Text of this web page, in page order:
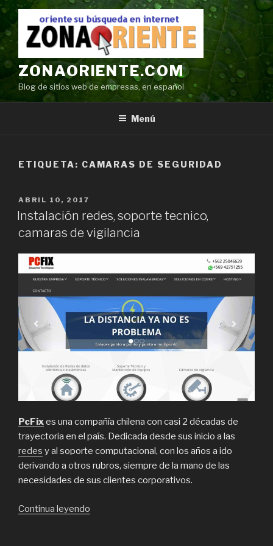
Ir
contenido
ZONAORIENTE.COM
Blog de sitios web de empresas, en español
Menú
ETIQUETA: CAMARAS DE SEGURIDAD
POSTED
ON
ABRIL 10, 2017
Instalación redes, soporte tecnico,
camaras de vigilancia
PcFixes una compañía chilena con casi 2 décadas de
trayectoria en el país. Dedicada desde sus inicio a las
redes y al soporte computacional, con los años a ido
derivando a otros rubros, siempre de la mano de las
necesidades de sus clientes corporativos.
Continua leyendo